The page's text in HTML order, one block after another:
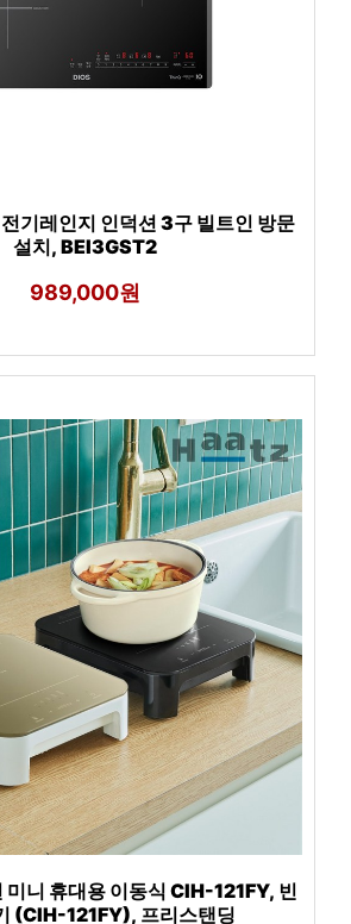
기레인지 인덕션 3구 빌트인 방문
설치, BEI3GST2
989,000원
미니 휴대용 이동식 CIH-121FY, 빈
(CIH-121FY), 프리스탠딩